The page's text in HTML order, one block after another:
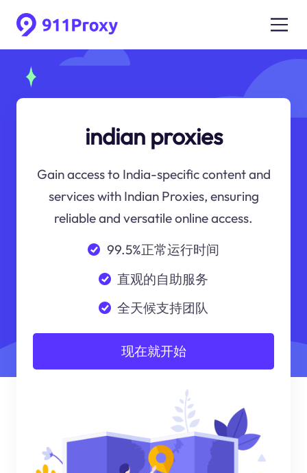
indian proxies
Gain access to India-specific content and
services with Indian Proxies, ensuring
reliable and versatile online access.
99.5%正常运行时间
直观的自助服务
全天候支持团队
现在就开始